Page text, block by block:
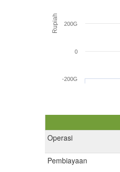
Rupiah
-200G
0
200G
Operasi
Pembiayaan